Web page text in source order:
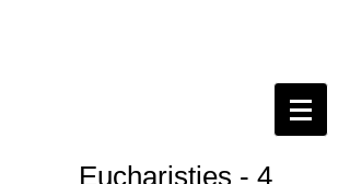
Eucharisties - 4